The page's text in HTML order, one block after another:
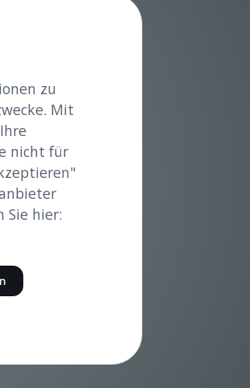
zu
Mit
nicht für
Sie hier: